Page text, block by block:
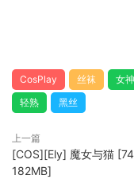
CosPlay 丝袜 女神
轻熟
黑丝
上一篇
[COS][Ely] 魔女与猫
182MB]